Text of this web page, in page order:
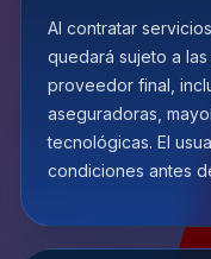
Al contratar
quedará sujeto a
proveedor final,
aseguradoras,
tecnológicas. El
condiciones antes